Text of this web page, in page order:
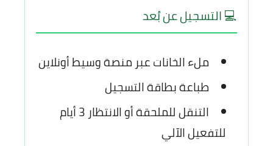
💻 التسجيل عن بُعد
ملء الخانات عبر منصة وسيط أونلاين
طباعة بطاقة التسجيل
التنقل للملحقة أو الانتظار 3 أيام
للتفعيل الآلي